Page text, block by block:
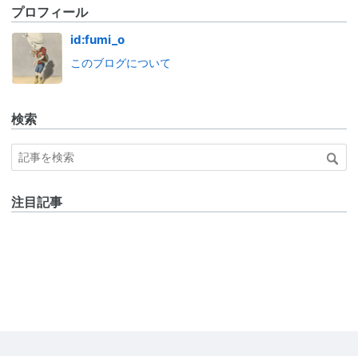
プロフィール
id:fumi_o
このブログについて
検索
注目記事